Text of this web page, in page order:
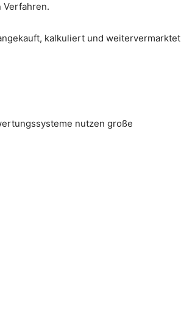
Verfahren.
kalkuliert und weitervermarktet
nutzen große